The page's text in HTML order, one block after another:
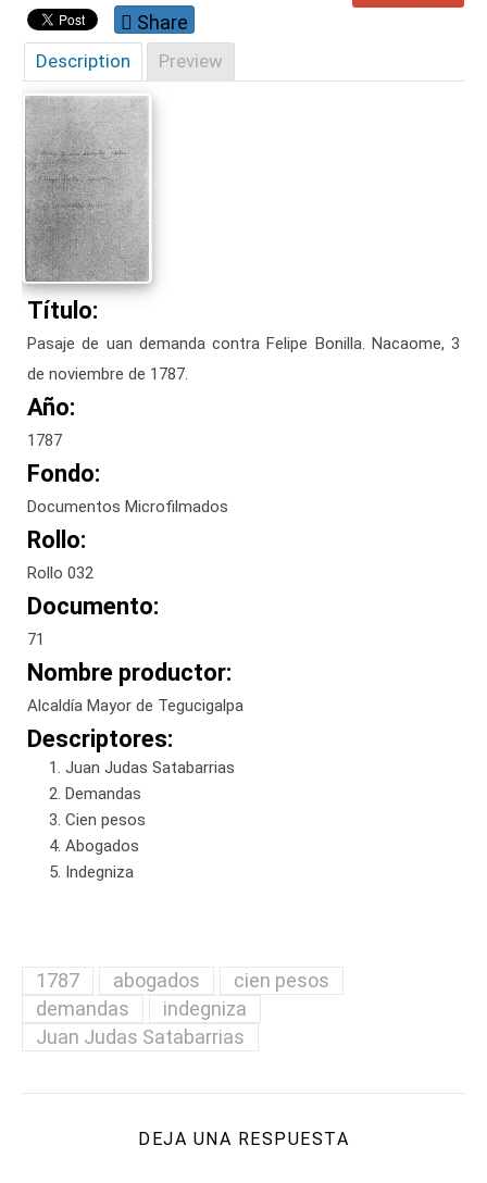
Share
Description Preview
Título:
Pasaje de uan demanda contra Felipe Bonilla. Nacaome, 3
de noviembre de 1787.
Año:
1787
Fondo:
Documentos Microfilmados
Rollo:
Rollo 032
Documento:
71
Nombre productor:
Alcaldía Mayor de Tegucigalpa
Descriptores:
Juan Judas Satabarrias
Demandas
Cien pesos
Abogados
Indegniza
1787 abogados
cien pesos
demandas
indegniza
Juan Judas Satabarrias
DEJA UNA RESPUESTA